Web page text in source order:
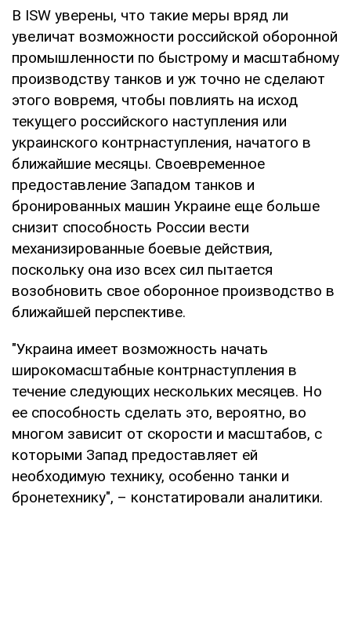
В ISW уверены, что такие меры вряд ли
увеличат возможности российской оборонной
промышленности по быстрому и масштабному
производству танков и уж точно не сделают
этого вовремя, чтобы повлиять на исход
текущего российского наступления или
украинского контрнаступления, начатого в
ближайшие месяцы. Своевременное
предоставление Западом танков и
бронированных машин Украине еще больше
снизит способность России вести
механизированные боевые действия,
поскольку она изо всех сил пытается
возобновить свое оборонное производство в
ближайшей перспективе.
"Украина имеет возможность начать
широкомасштабные контрнаступления в
течение следующих нескольких месяцев. Но
ее способность сделать это, вероятно, во
многом зависит от скорости и масштабов, с
которыми Запад предоставляет ей
необходимую технику, особенно танки и
бронетехнику", – констатировали аналитики.